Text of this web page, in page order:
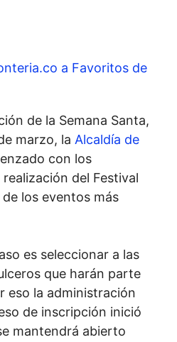
a Favoritos de
de la Semana Santa,
marzo, la Alcaldía de
con los
del Festival
los eventos más
es seleccionar a las
que harán parte
eso la administración
de inscripción inició
mantendrá abierto